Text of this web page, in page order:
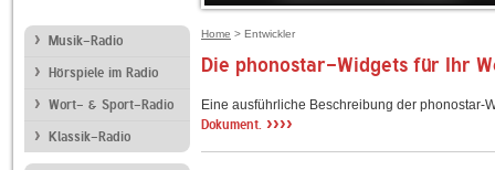
ANTENNE
Musik-Radio
Hörspiele im Radio
Wort- & Sport-Radio
Klassik-Radio
Home > Entwickler
Die phonostar-Widgets für Ihr
Eine ausführliche Beschreibung der
Dokument. ››››